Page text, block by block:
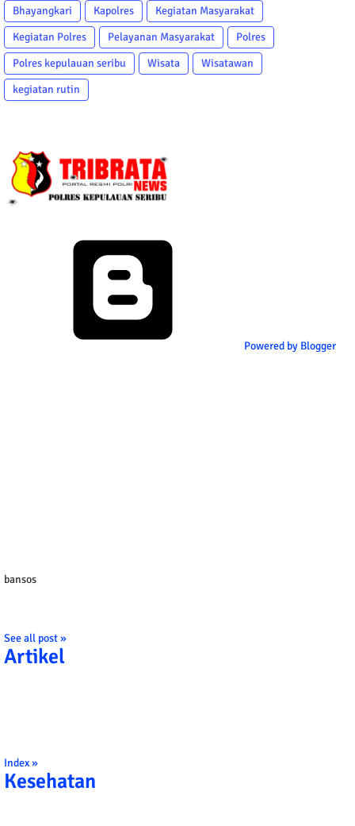
Bhayangkari Kapolres
Kegiatan Masyarakat
Kegiatan Polres
Pelayanan Masyarakat
Polres
Polres kepulauan seribu
Wisata
Wisatawan
kegiatan rutin
Powered by Blogger
bansos
See all post »
Artikel
Index »
Kesehatan